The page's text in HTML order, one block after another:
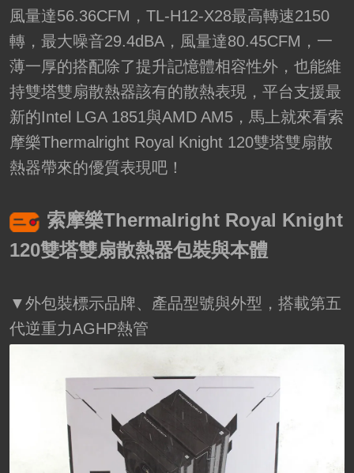
風量達56.36CFM，TL-H12-X28最高轉速2150
轉，最大噪音29.4dBA，風量達80.45CFM，一
薄一厚的搭配除了提升記憶體相容性外，也能維
持雙塔雙扇散熱器該有的散熱表現，平台支援最
新的Intel LGA 1851與AMD AM5，馬上就來看索
摩樂Thermalright Royal Knight 120雙塔雙扇散
熱器帶來的優質表現吧！
索摩樂Thermalright Royal Knight
120雙塔雙扇散熱器包裝與本體
▼外包裝標示品牌、產品型號與外型，搭載第五
代逆重力AGHP熱管